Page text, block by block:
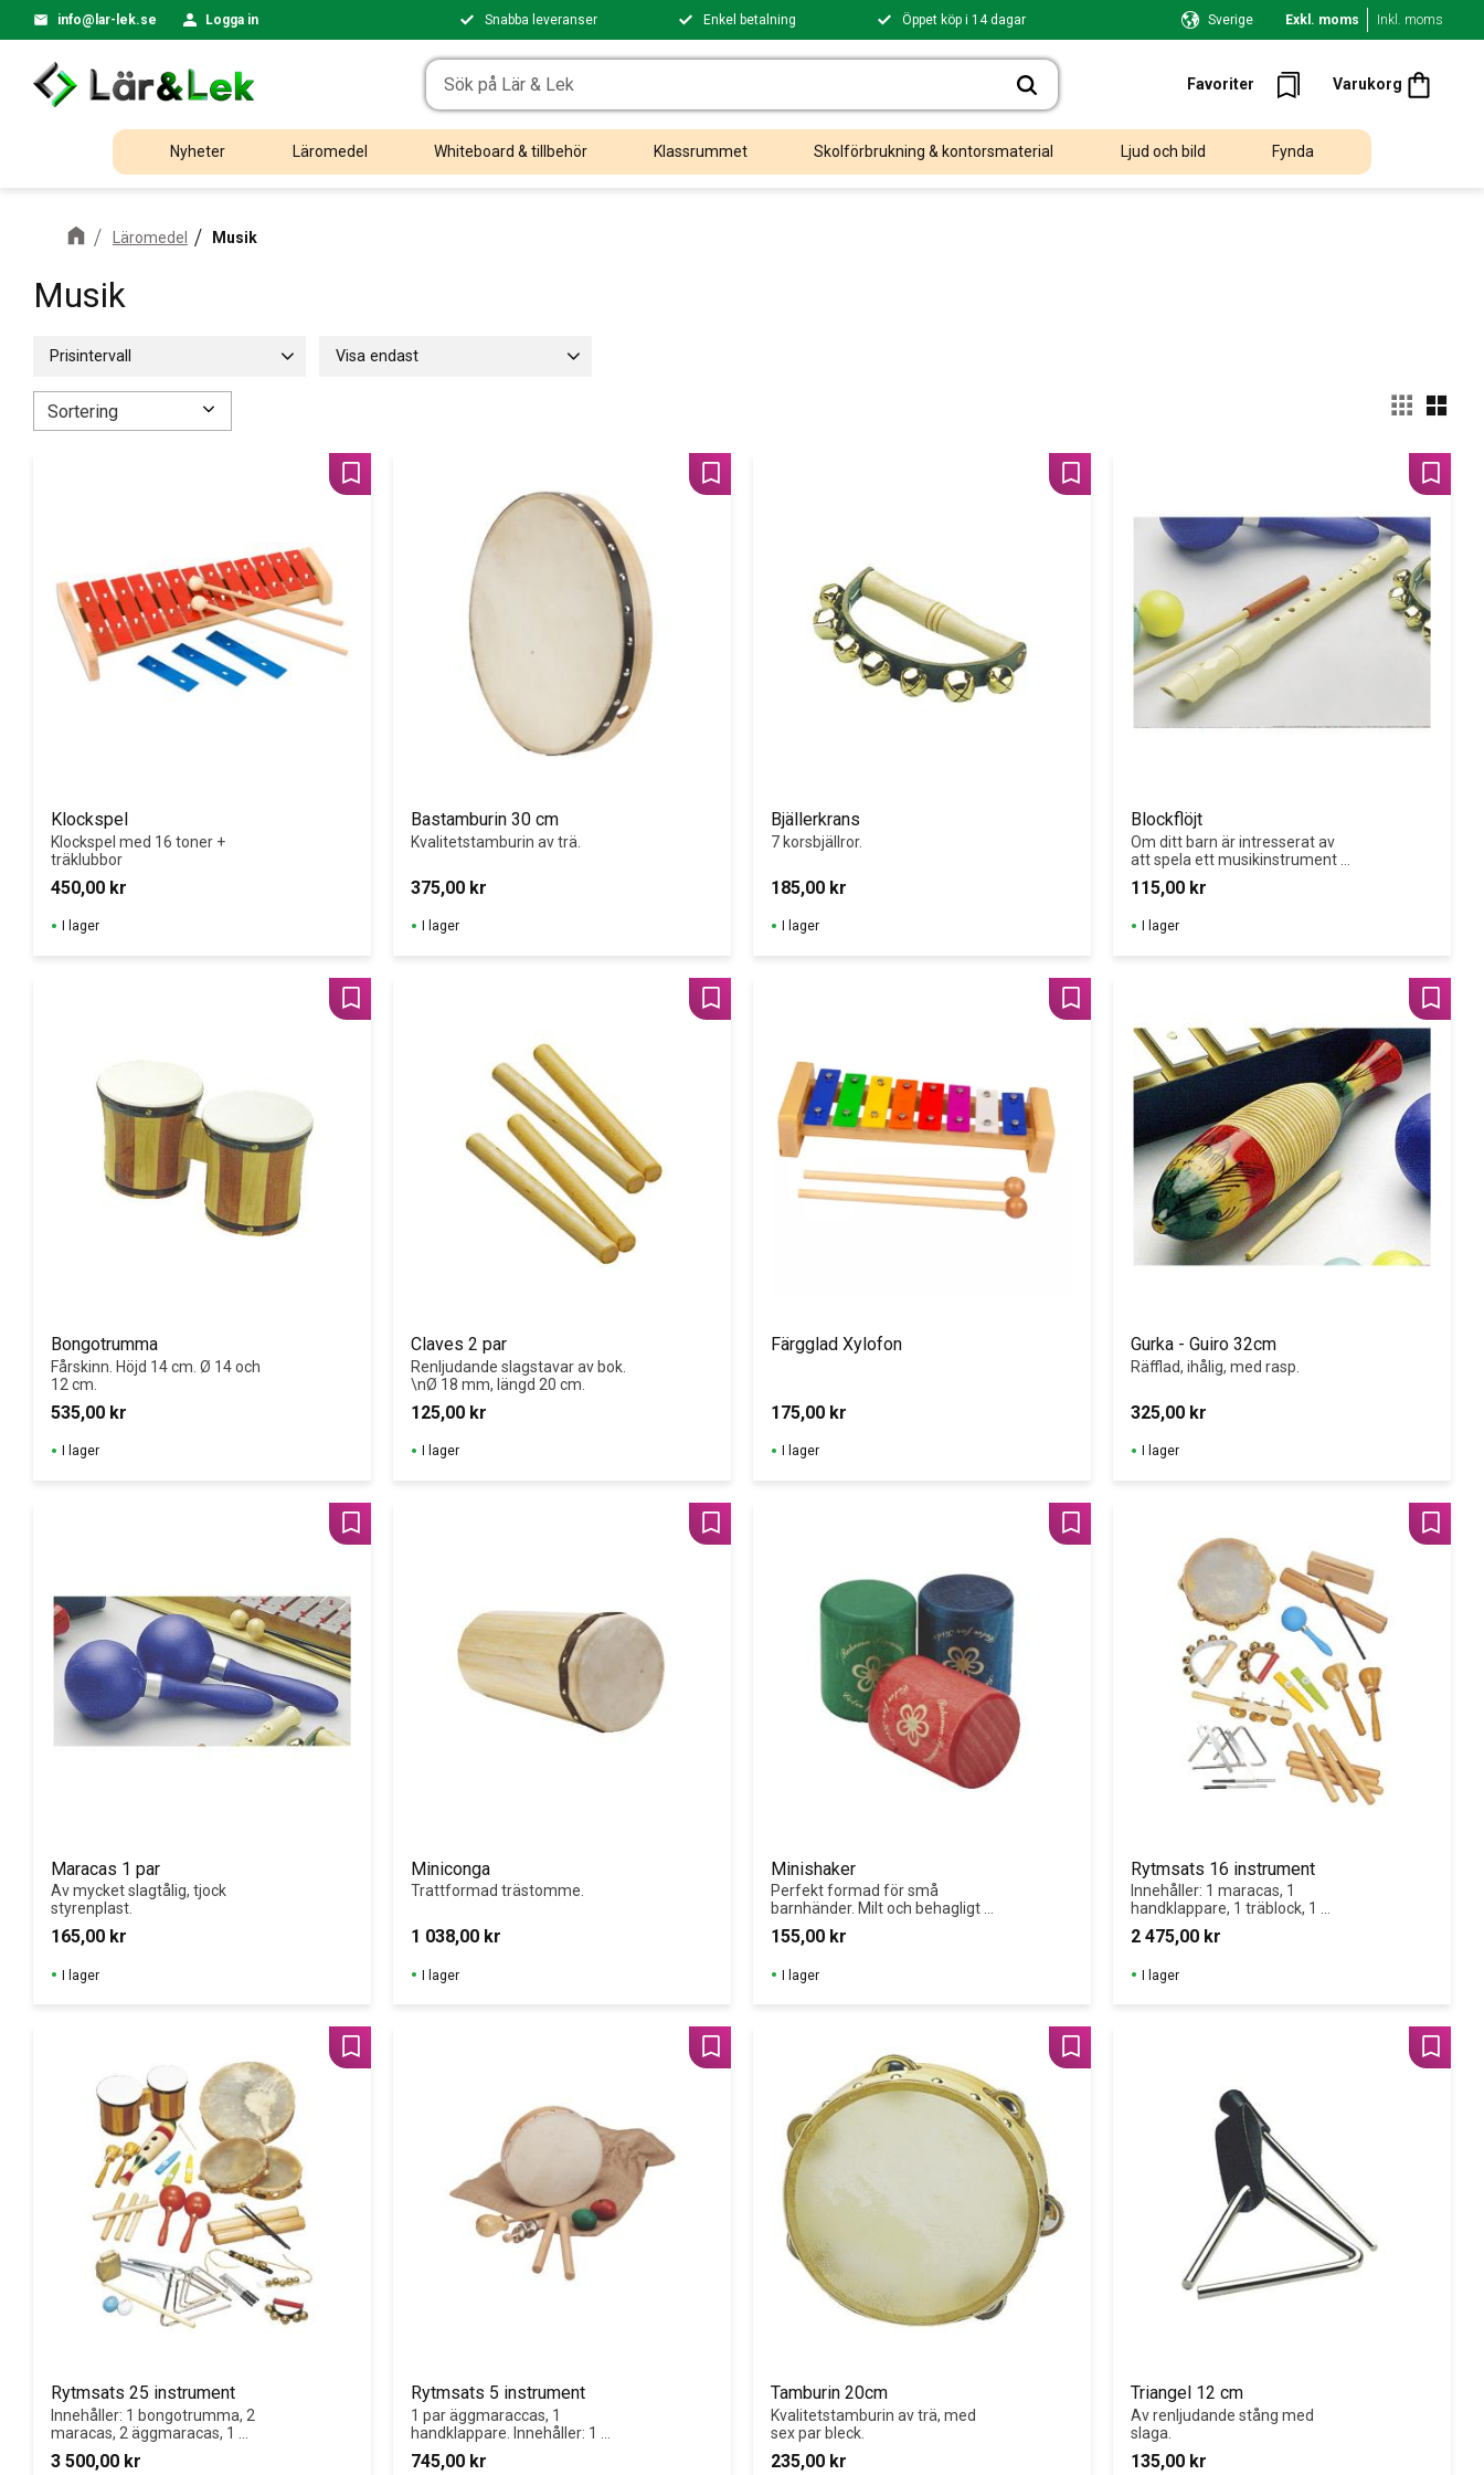
info@lar-lek.se Logga in Snabba leveranser Enkel betalning Öppet köp i 14 dagar Sverige Exkl. moms Inkl. moms
Favoriter Varukorg
Favoriter
Nyheter Läromedel Whiteboard & tillbehör Klassrummet Skolförbrukning & kontorsmaterial Ljud och bild Fynda
Läromedel Musik
Musik
Prisintervall
75
Visa endast
Klockspel
Klockspel med 16 toner +
träklubbor
450,00 kr
Lägg till i favoriter
I lager
Bastamburin 30 cm
Kvalitetstamburin av trä.
375,00 kr
Lägg till i favoriter
I lager
Bjällerkrans
7 korsbjällror.﻿﻿
185,00 kr
Lägg till i favoriter
I lager
Blockflöjt
Om ditt barn är intresserat av
att spela ett musikinstrument
är Soprano blockflöjt med viska
ett bra val för nybörjare.
115,00 kr
Lägg
I lager
Bongotrumma
Fårskinn. Höjd 14 cm. Ø 14 och
12 cm.
535,00 kr
Lägg till i favoriter
I lager
Claves 2 par
Renljudande slagstavar av bok.
\nØ 18 mm, längd 20 cm.
125,00 kr
Lägg till i favoriter
I lager
Färgglad Xylofon
175,00 kr
Lägg till i favoriter
I lager
Gurka - Guiro 32cm
Räfflad, ihålig, med rasp.﻿﻿
325,00 kr
Lägg
I lager
Maracas 1 par
Av mycket slagtålig, tjock
styrenplast.
165,00 kr
Lägg till i favoriter
I lager
Miniconga
Trattformad trästomme.
1 038,00 kr
Lägg till i favoriter
I lager
Minishaker
Perfekt formad för små
barnhänder. Milt och behagligt
ljud.
155,00 kr
Lägg till i favoriter
I lager
Rytmsats 16 instrument
Innehåller: 1 maracas, 1
handklappare, 1 träblock, 1
rörtrumma, 3 par claves, 2
kastanjetter, 2 kazoo, 2
tamburin.
2 475,00 kr
Lägg
I lager
Rytmsats 25 instrument
Innehåller: 1 bongotrumma, 2
maracas, 2 äggmaracas, 1
bastamburin, 2 tamburiner, 1
gurka, 2 rörtrummor, 2
3 500,00 kr
Lägg till i favoriter
Rytmsats 5 instrument
1 par äggmaraccas, 1
handklappare. Innehåller: 1
kastanjett, 1 ramtrumma Ø 20
cm, 1 par claves,
745,00 kr
Lägg till i favoriter
Tamburin 20cm
Kvalitetstamburin av trä, med
sex par bleck.
235,00 kr
Lägg till i favoriter
Triangel 12 cm
Av renljudande stång med
slaga.
135,00 kr
Lägg